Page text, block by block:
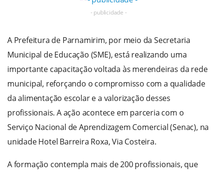
- publicidade -
A Prefeitura de Parnamirim, por meio da Secretaria
Municipal de Educação (SME), está realizando uma
importante capacitação voltada às merendeiras da rede
municipal, reforçando o compromisso com a qualidade
da alimentação escolar e a valorização desses
profissionais. A ação acontece em parceria com o
Serviço Nacional de Aprendizagem Comercial (Senac), na
unidade Hotel Barreira Roxa, Via Costeira.
A formação contempla mais de 200 profissionais, que